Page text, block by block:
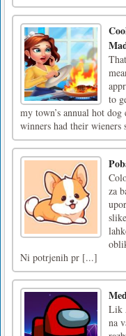
to
my town’s annual hot
winners had their wieners
za
Ni potrjenih pr [...]
Lik
na